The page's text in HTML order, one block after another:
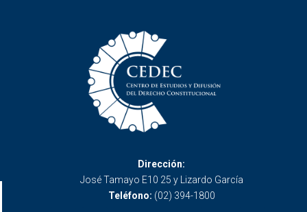
Dirección:
José Tamayo E10 25 y Lizardo García
Teléfono: (02) 394-1800